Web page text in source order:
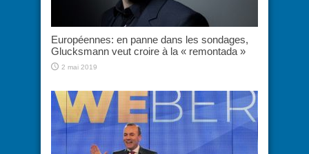
Européennes: en panne dans les sondages,
Glucksmann veut croire à la « remontada »
2 mai 2019